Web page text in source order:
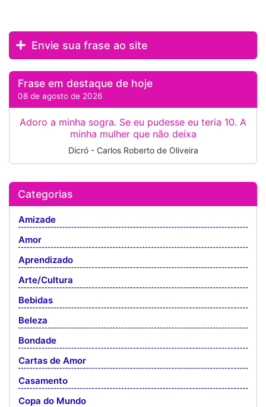
Envie sua frase ao site
Frase em destaque de hoje
08 de agosto de 2026
Adoro a minha sogra. Se eu pudesse eu teria 10. A
minha mulher que não deixa
Dicró - Carlos Roberto de Oliveira
Categorias
Amizade
Amor
Aprendizado
Arte/Cultura
Bebidas
Beleza
Bondade
Cartas de Amor
Casamento
Copa do Mundo